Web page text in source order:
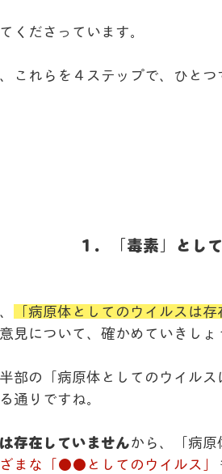
くださっています。
これらを４ステップで、ひと
１．「毒素」とし
「病原体としてのウイルスは
見について、確かめていきしょ
部の「病原体としてのウイル
通りですね。
存在していませんから、「病
まな「●●としてのウイルス」